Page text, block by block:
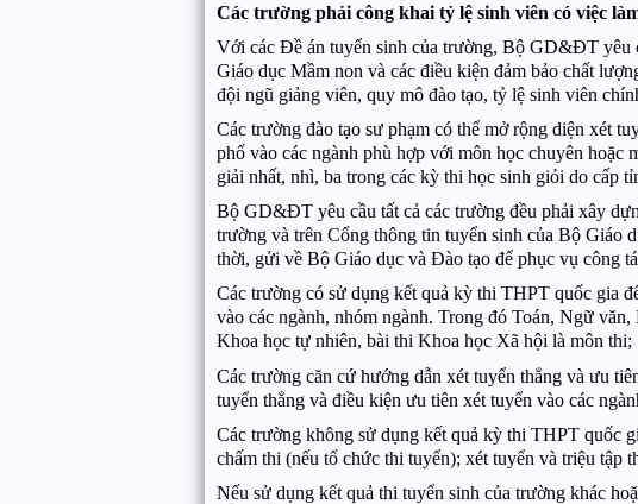
Các trường phải công khai tỷ lệ sinh viên có việc
Với các Đề án tuyển sinh của trường, Bộ GD&ĐT yêu
Giáo dục Mầm non và các điều kiện đảm bảo chất
đội ngũ giảng viên, quy mô đào tạo, tỷ lệ sinh viên
Các trường đào tạo sư phạm có thể mở rộng diện xét
phố vào các ngành phù hợp với môn học chuyên hoặc
giải nhất, nhì, ba trong các kỳ thi học sinh giỏi do cấp
Bộ GD&ĐT yêu cầu tất cả các trường đều phải xây
trường và trên Cổng thông tin tuyển sinh của Bộ Giáo
thời, gửi về Bộ Giáo dục và Đào tạo để phục vụ công
Các trường có sử dụng kết quả kỳ thi THPT quốc gia
vào các ngành, nhóm ngành. Trong đó Toán, Ngữ
Khoa học tự nhiên, bài thi Khoa học Xã hội là môn thi;
Các trường căn cứ hướng dẫn xét tuyển thẳng và ưu
tuyển thẳng và điều kiện ưu tiên xét tuyển vào các
Các trường không sử dụng kết quả kỳ thi THPT quốc
chấm thi (nếu tổ chức thi tuyển); xét tuyển và triệu tập
Nếu sử dụng kết quả thi tuyển sinh của trường khác